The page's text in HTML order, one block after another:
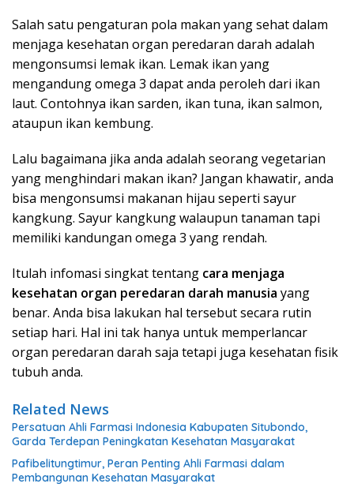
Salah satu pengaturan pola makan yang sehat dalam
menjaga kesehatan organ peredaran darah adalah
mengonsumsi lemak ikan. Lemak ikan yang
mengandung omega 3 dapat anda peroleh dari ikan
laut. Contohnya ikan sarden, ikan tuna, ikan salmon,
ataupun ikan kembung.
Lalu bagaimana jika anda adalah seorang vegetarian
yang menghindari makan ikan? Jangan khawatir, anda
bisa mengonsumsi makanan hijau seperti sayur
kangkung. Sayur kangkung walaupun tanaman tapi
memiliki kandungan omega 3 yang rendah.
Itulah infomasi singkat tentang cara menjaga
kesehatan organ peredaran darah manusia yang
benar. Anda bisa lakukan hal tersebut secara rutin
setiap hari. Hal ini tak hanya untuk memperlancar
organ peredaran darah saja tetapi juga kesehatan fisik
tubuh anda.
Related News
Persatuan Ahli Farmasi Indonesia Kabupaten Situbondo,
Garda Terdepan Peningkatan Kesehatan Masyarakat
Pafibelitungtimur, Peran Penting Ahli Farmasi dalam
Pembangunan Kesehatan Masyarakat